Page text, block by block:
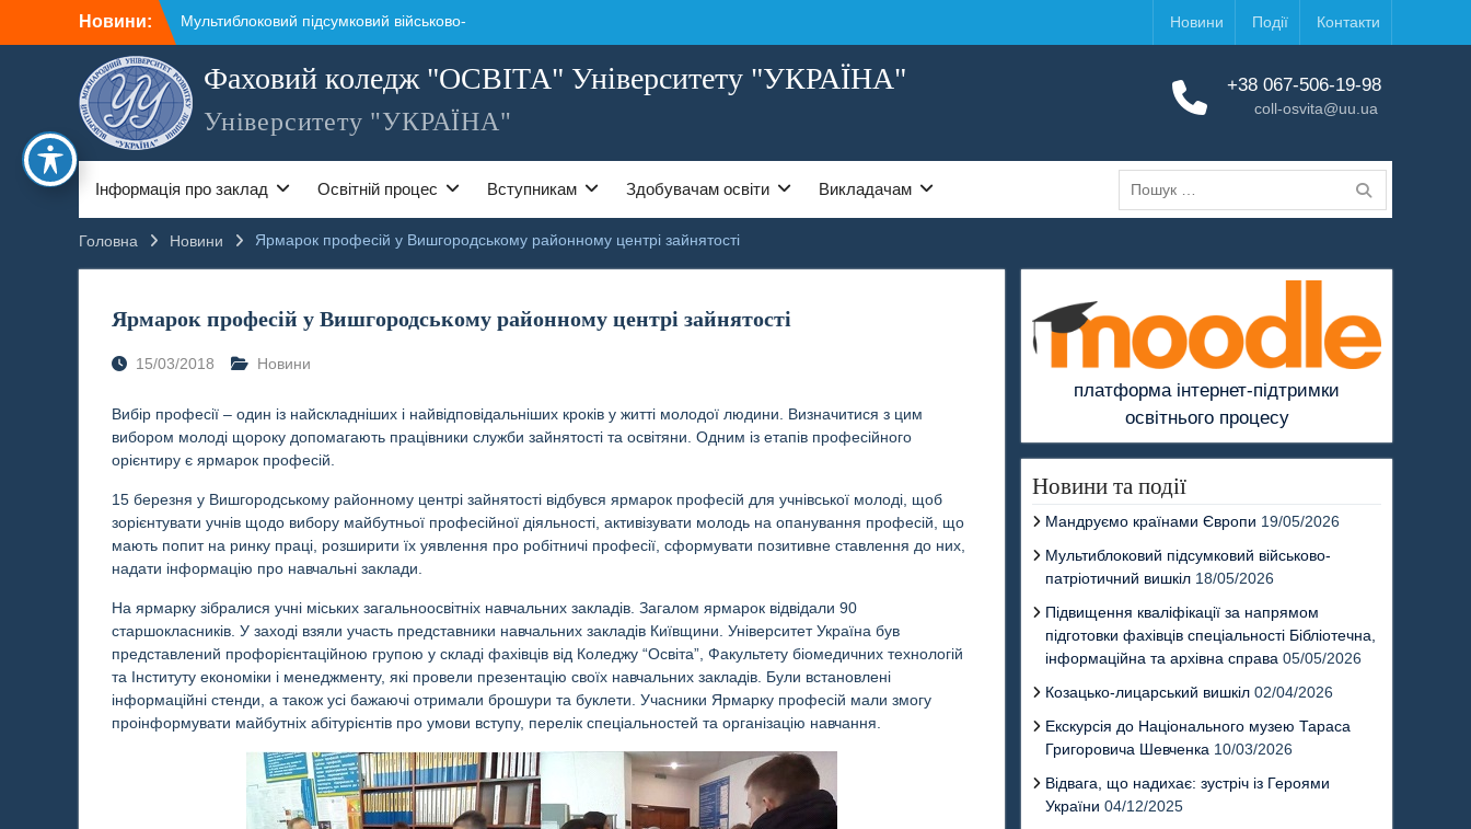
Новини:
Мультиблоковий підсумковий військово-
патріотичний вишкіл
Підвищення кваліфікації за напрямом
підготовки фахівців спеціальності
Бібліотечна, інформаційна та архівна
справа
Козацько-лицарський вишкіл
Екскурсія до Національного музею
Новини Події Контакти
Фаховий коледж "ОСВІТА" Університету "УКРАЇНА"
Університету "УКРАЇНА"
+38 067-506-19-98
coll-osvita@uu.ua
Інформація про заклад Освітній процес Вступникам Здобувачам освіти Викладачам
Пошук:
Головна Новини Ярмарок професій у Вишгородському районному центрі зайнятості
Ярмарок професій у Вишгородському районному центрі зайнятості
15/03/2018 Новини
Вибір професії – один із найскладніших і найвідповідальніших кроків у житті молодої людини. Визначитися з цим
вибором молоді щороку допомагають працівники служби зайнятості та освітяни. Одним із етапів професійного
орієнтиру є ярмарок професій.
15 березня у Вишгородському районному центрі зайнятості відбувся ярмарок професій для учнівської молоді, щоб
зорієнтувати учнів щодо вибору майбутньої професійної діяльності, активізувати молодь на опанування професій, що
мають попит на ринку праці, розширити їх уявлення про робітничі професії, сформувати позитивне ставлення до них,
надати інформацію про навчальні заклади.
На ярмарку зібралися учні міських загальноосвітніх навчальних закладів. Загалом ярмарок відвідали 90
старшокласників. У заході взяли участь представники навчальних закладів Київщини. Університет Україна був
представлений профорієнтаційною групою у складі фахівців від Коледжу “Освіта”, Факультету біомедичних технологій
та Інституту економіки і менеджменту, які провели презентацію своїх навчальних закладів. Були встановлені
інформаційні стенди, а також усі бажаючі отримали брошури та буклети. Учасники Ярмарку професій мали змогу
проінформувати майбутніх абітурієнтів про умови вступу, перелік спеціальностей та організацію навчання.
платформа інтернет-підтримки
освітнього процесу
Новини та події
Мандруємо країнами Європи 19/05/2026
Мультиблоковий підсумковий військово-
патріотичний вишкіл 18/05/2026
Підвищення кваліфікації за напрямом
підготовки фахівців спеціальності Бібліотечна,
інформаційна та архівна справа 05/05/2026
Козацько-лицарський вишкіл 02/04/2026
Екскурсія до Національного музею Тараса
Григоровича Шевченка 10/03/2026
Відвага, що надихає: зустріч із Героями
України 04/12/2025